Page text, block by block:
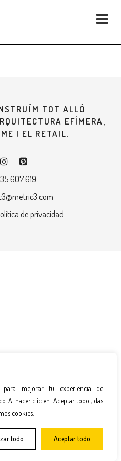
para mejorar tu experiencia de
Al hacer clic en "Aceptar todo", das
cookies.
todo Aceptar todo
TOT ALLÒ
EFÍMERA,
I EL RETAIL.
607 619
de privacidad